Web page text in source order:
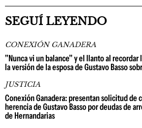
SEGUÍ LEYENDO
CONEXIÓN GANADERA
"Nunca vi un balance" y el llanto al recordar
la versión de la esposa de Gustavo Basso
JUSTICIA
Conexión Ganadera: presentan solicitud de
herencia de Gustavo Basso por deudas de
de Hernandarias